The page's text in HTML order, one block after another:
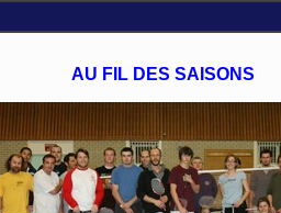
AU FIL DES SAISONS